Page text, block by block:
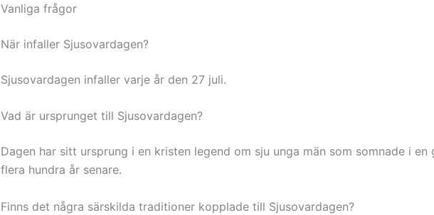
Vanliga frågor
När infaller Sjusovardagen?
Sjusovardagen infaller varje år den 27 juli.
Vad är ursprunget till Sjusovardagen?
Dagen har sitt ursprung i en kristen legend om sju unga män som somnade i
flera hundra år senare.
Finns det några särskilda traditioner kopplade till Sjusovardagen?